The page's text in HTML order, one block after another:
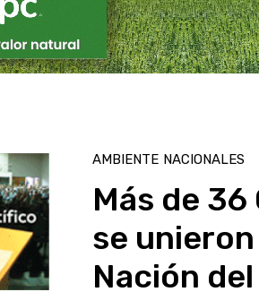
AMBIENTE NACIONALES
Más de
se
Nación